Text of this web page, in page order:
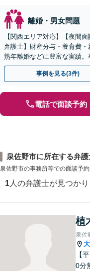
離婚・男女問題
【関西エリア対応】【夜間
弁護士】財産分与・養育費
熟年離婚などに豊富な実績
力で闘います。明るい人生
事例を見る(3件)
電話で面談予約
泉佐野市に所在する弁護
泉佐野市の事務所等での面談予約
1 人の弁護士が見つか
植
泉佐
【
0分